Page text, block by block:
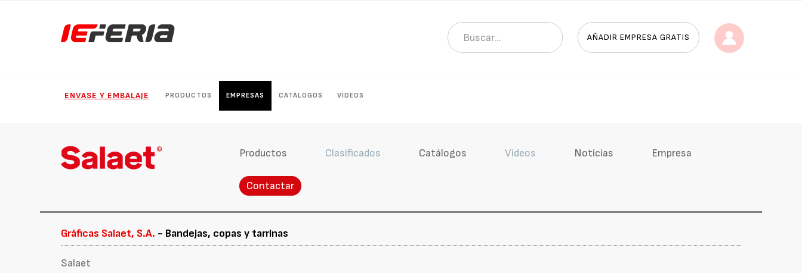
AÑADIR EMPRESA GRATIS
ENVASE Y EMBALAJE PRODUCTOS EMPRESAS CATÁLOGOS VÍDEOS
Productos Clasificados Catálogos Vídeos Noticias Empresa
Contactar
Gráficas Salaet, S.A. - Bandejas, copas y tarrinas
Salaet